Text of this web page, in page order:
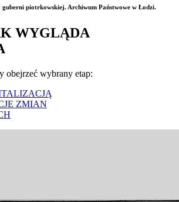
piotrkowskiej. Archiwum Państwowe w Łodzi.
WYGLĄDA
obejrzeć wybrany etap:
ZMIAN